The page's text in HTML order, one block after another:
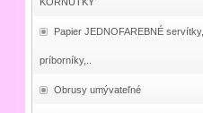
Papier JEDNOFAREBNÉ servítky,
príborníky,..
Obrusy umývateľné